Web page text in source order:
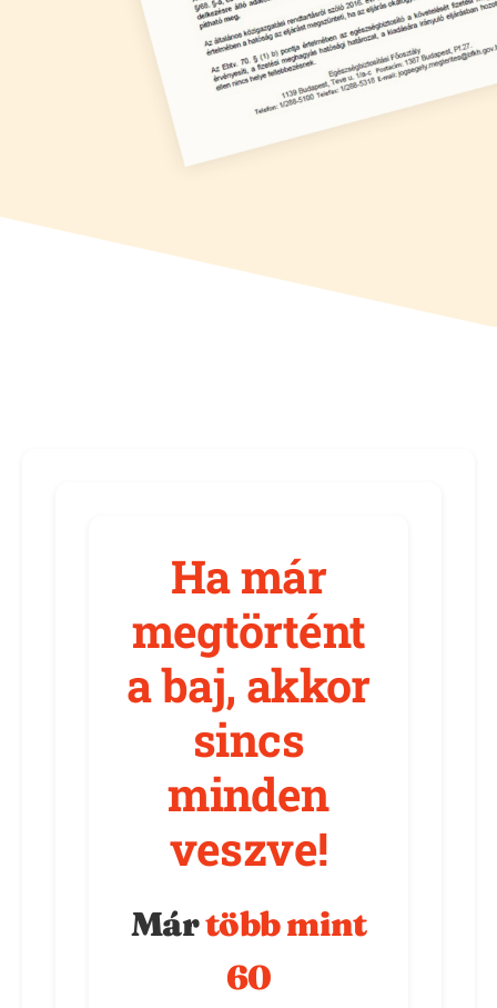
Ha már
megtörtént
a baj, akkor
sincs
minden
veszve!
Mártöbb mint
60